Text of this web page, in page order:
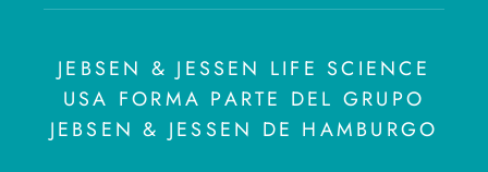
JEBSEN & JESSEN LIFE SCIENCE
USA FORMA PARTE DEL GRUPO
JEBSEN & JESSEN DE HAMBURGO